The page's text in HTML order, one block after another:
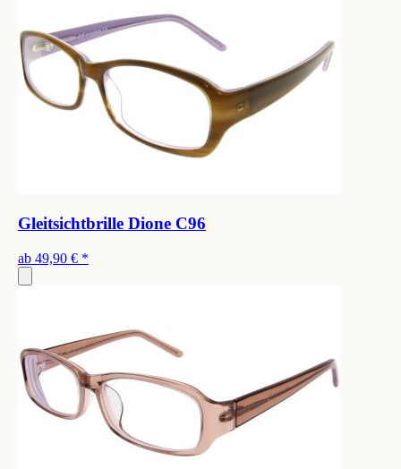
Gleitsichtbrille Dione C96
ab 49,90 € *